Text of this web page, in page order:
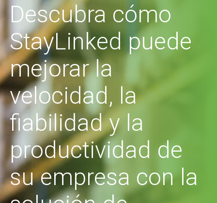
Descubra cómo
StayLinked puede
mejorar la
velocidad, la
fiabilidad y la
productividad de
su empresa con la